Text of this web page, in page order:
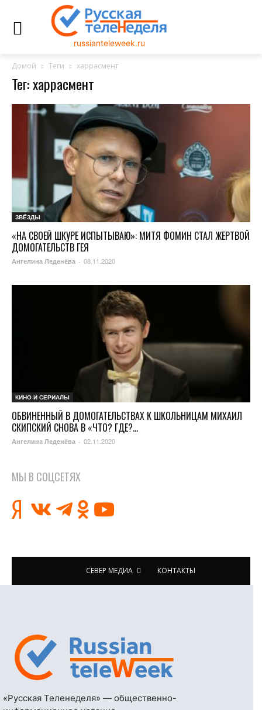
russianteleweek.ru
Домой Теги харрасмент
Тег: харрасмент
ЗВЁЗДЫ
«НА СВОЕЙ ШКУРЕ ИСПЫТЫВАЮ»: МИТЯ ФОМИН СТАЛ ЖЕРТВОЙ
ДОМОГАТЕЛЬСТВ ГЕЯ
Ангелина Леденёва - 08.11.2020
КИНО И СЕРИАЛЫ
ОБВИНЕННЫЙ В ДОМОГАТЕЛЬСТВАХ К ШКОЛЬНИЦАМ МИХАИЛ
СКИПСКИЙ СНОВА В «ЧТО? ГДЕ?...
Ангелина Леденёва - 02.11.2020
МЫ В СОЦСЕТЯХ
СЕВЕР МЕДИА КОНТАКТЫ
«Русская Теленеделя» — общественно-